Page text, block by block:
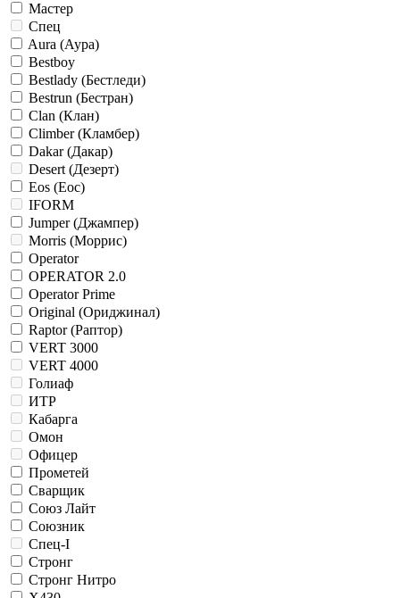
Мастер
Спец
Aura (Аура)
Bestboy
Bestlady (Бестледи)
Bestrun (Бестран)
Clan (Клан)
Climber (Кламбер)
Dakar (Дакар)
Desert (Дезерт)
Eos (Еос)
IFORM
Jumper (Джампер)
Morris (Моррис)
Operator
OPERATOR 2.0
Operator Prime
Original (Ориджинал)
Raptor (Раптор)
VERT 3000
VERT 4000
Голиаф
ИТР
Кабарга
Омон
Офицер
Прометей
Сварщик
Союз Лайт
Союзник
Спец-I
Стронг
Стронг Нитро